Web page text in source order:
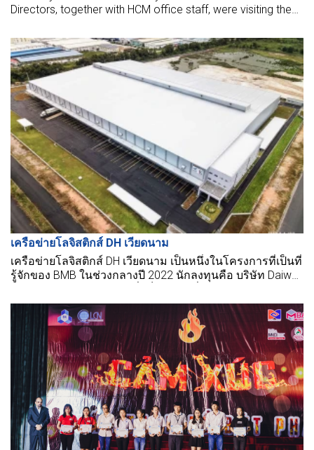
Directors, together with HCM office staff, were visiting the
had been enthusiastically donated by BMB's staff.
เครือข่ายโลจิสติกส์ DH เวียดนาม
เครือข่ายโลจิสติกส์ DH เวียดนาม เป็นหนึ่งในโครงการที่เป็นที่
รู้จักของ BMB ในช่วงกลางปี 2022 นักลงทุนคือ บริษัท Daiwa
Industry ประเทศญี่ปุ่น หนึ่งในนักลงทุนที่ "เรื่องมาก" ที่ BMB
ร่วมงานด้วย